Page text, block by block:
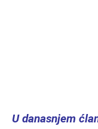
U danasnjem